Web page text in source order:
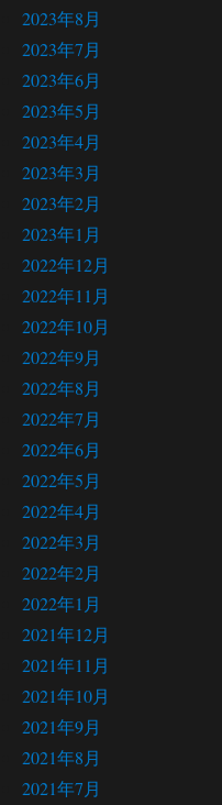
2023年8月
2023年7月
2023年6月
2023年5月
2023年4月
2023年3月
2023年2月
2023年1月
2022年12月
2022年11月
2022年10月
2022年9月
2022年8月
2022年7月
2022年6月
2022年5月
2022年4月
2022年3月
2022年2月
2022年1月
2021年12月
2021年11月
2021年10月
2021年9月
2021年8月
2021年7月